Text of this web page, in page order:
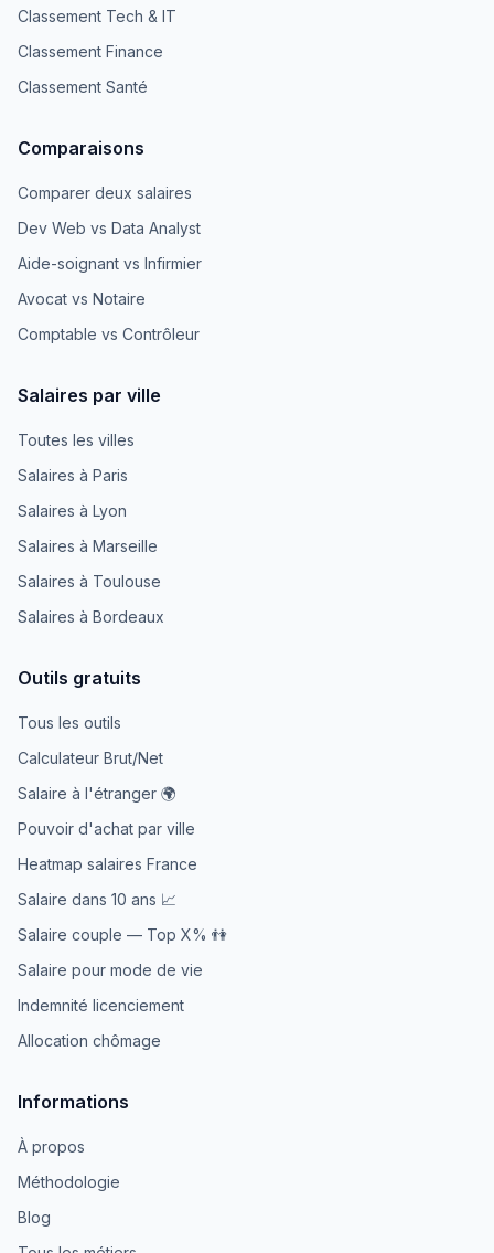
Classement Tech & IT
Classement Finance
Classement Santé
Comparaisons
Comparer deux salaires
Dev Web vs Data Analyst
Aide-soignant vs Infirmier
Avocat vs Notaire
Comptable vs Contrôleur
Salaires par ville
Toutes les villes
Salaires à Paris
Salaires à Lyon
Salaires à Marseille
Salaires à Toulouse
Salaires à Bordeaux
Outils gratuits
Tous les outils
Calculateur Brut/Net
Salaire à l'étranger 🌍
Pouvoir d'achat par ville
Heatmap salaires France
Salaire dans 10 ans 📈
Salaire couple — Top X% 👫
Salaire pour mode de vie
Indemnité licenciement
Allocation chômage
Informations
À propos
Méthodologie
Blog